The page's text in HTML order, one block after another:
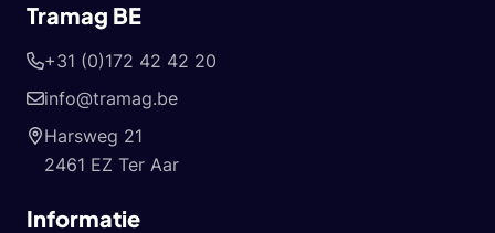
Tramag BE
+31 (0)172 42 42 20
info@tramag.be
Harsweg 21
2461 EZ Ter Aar
Informatie